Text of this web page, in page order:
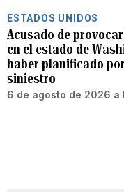
ESTADOS UNIDOS
Acusado de
en el estado de
haber planificado
siniestro
6 de agosto de 2026 a